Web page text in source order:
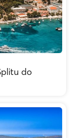
do